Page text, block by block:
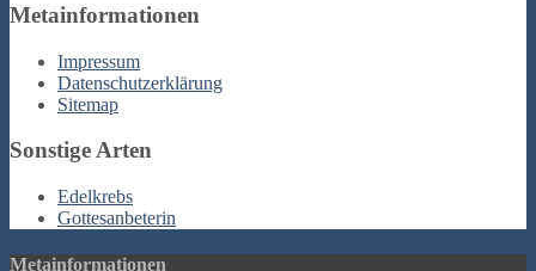
Metainformationen
Impressum
Datenschutzerklärung
Sitemap
Sonstige Arten
Edelkrebs
Gottesanbeterin
Metainformationen